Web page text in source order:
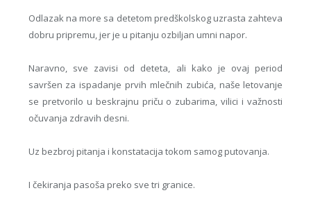
Odlazak na more sa detetom predškolskog uzrasta zahteva
dobru pripremu, jer je u pitanju ozbiljan umni napor.
Naravno, sve zavisi od deteta, ali kako je ovaj period
savršen za ispadanje prvih mlečnih zubića, naše letovanje
se pretvorilo u beskrajnu priču o zubarima, vilici i važnosti
očuvanja zdravih desni.
Uz bezbroj pitanja i konstatacija tokom samog putovanja.
I čekiranja pasoša preko sve tri granice.